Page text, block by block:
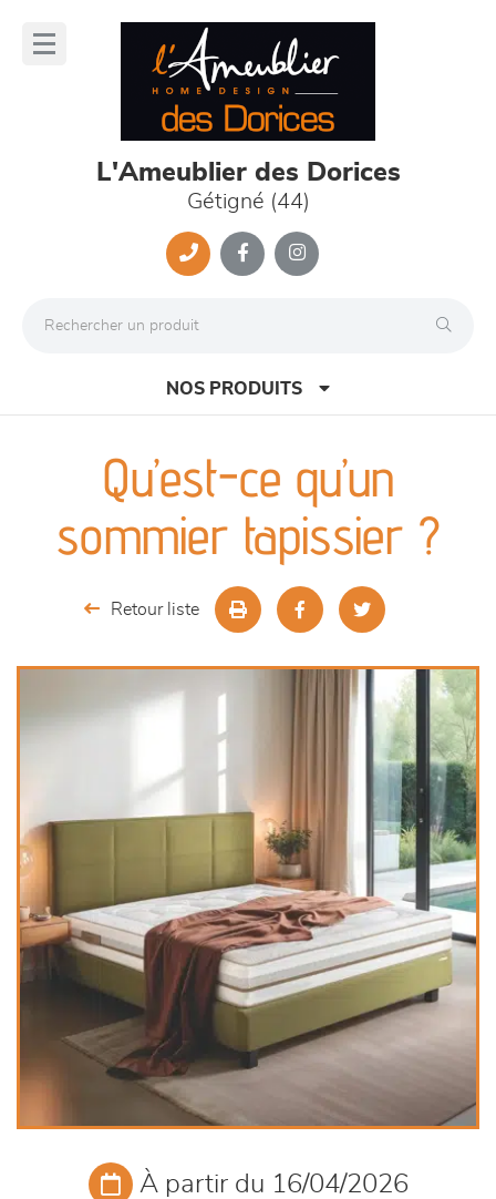
L'Ameublier des Dorices
Gétigné (44)
NOS PRODUITS
canapés et fauteuils
séjours
meubles de complément
Qu’est-ce qu’un
sommier tapissier ?
Retour liste
À partir du 16/04/2026